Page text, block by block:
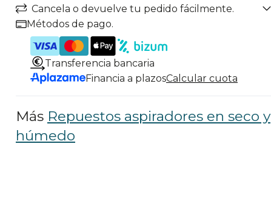
Cancela o devuelve tu pedido fácilmente.
Métodos de pago.
Transferencia bancaria
Financia a plazosCalcular cuota
Más Repuestos aspiradores en seco y
húmedo